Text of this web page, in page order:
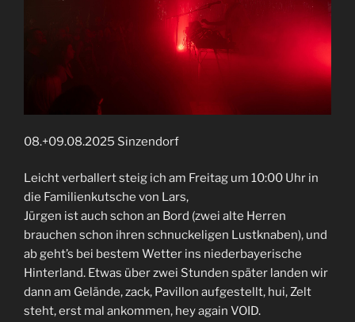
08.+09.08.2025 Sinzendorf
Leicht verballert steig ich am Freitag um 10:00 Uhr in
die Familienkutsche von Lars,
Jürgen ist auch schon an Bord (zwei alte Herren
brauchen schon ihren schnuckeligen Lustknaben), und
ab geht’s bei bestem Wetter ins niederbayerische
Hinterland. Etwas über zwei Stunden später landen wir
dann am Gelände, zack, Pavillon aufgestellt, hui, Zelt
steht, erst mal ankommen, hey again VOID.